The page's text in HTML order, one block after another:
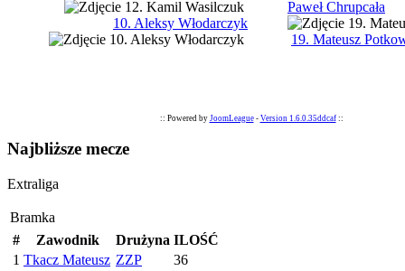
10. Aleksy Włodarczyk
Paweł Chrupcała
19. Mateusz
:: Powered by JoomLeague- Version 1.6.0.35ddcaf::
Najbliższe mecze
Extraliga
Bramka
#
Zawodnik Drużyna ILOŚĆ
1 Tkacz Mateusz ZZP
36